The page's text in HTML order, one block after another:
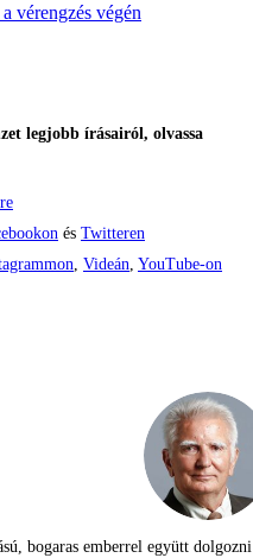
vérengzés végén
legjobb írásairól, olvassa
és Twitteren
Videán YouTube-on
bogaras emberrel együtt